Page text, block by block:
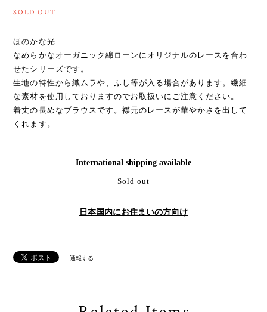
SOLD OUT
ほのかな光
なめらかなオーガニック綿ローンにオリジナルのレースを合わ
せたシリーズです。
生地の特性から織ムラや、ふし等が入る場合があります。繊細
な素材を使用しておりますのでお取扱いにご注意ください。
着丈の長めなブラウスです。襟元のレースが華やかさを出して
くれます。
International shipping available
Sold out
日本国内にお住まいの方向け
通報する